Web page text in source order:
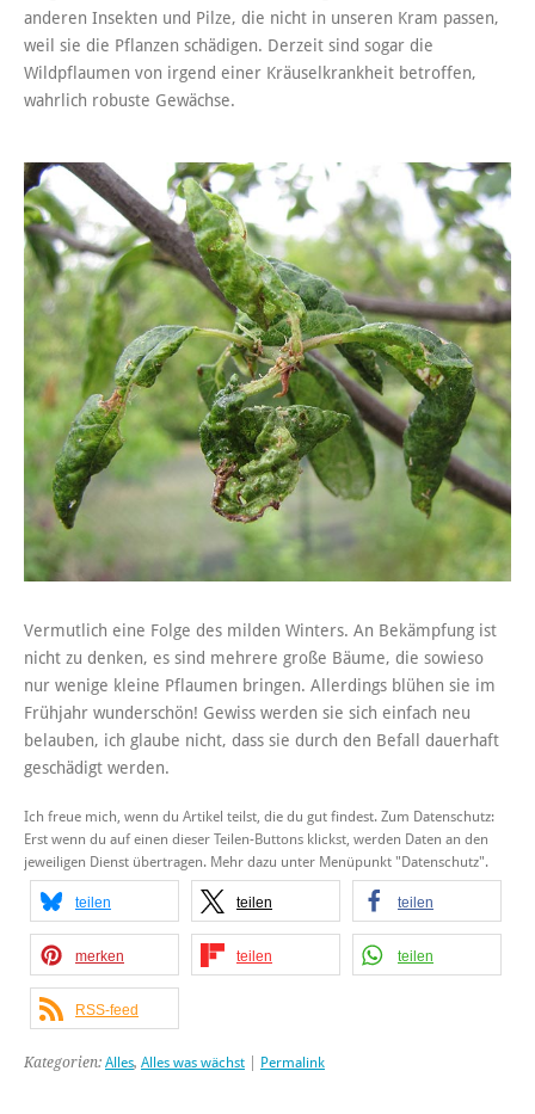
anderen Insekten und Pilze, die nicht in unseren Kram passen,
weil sie die Pflanzen schädigen. Derzeit sind sogar die
Wildpflaumen von irgend einer Kräuselkrankheit betroffen,
wahrlich robuste Gewächse.
Vermutlich eine Folge des milden Winters. An Bekämpfung ist
nicht zu denken, es sind mehrere große Bäume, die sowieso
nur wenige kleine Pflaumen bringen. Allerdings blühen sie im
Frühjahr wunderschön! Gewiss werden sie sich einfach neu
belauben, ich glaube nicht, dass sie durch den Befall dauerhaft
geschädigt werden.
Ich freue mich, wenn du Artikel teilst, die du gut findest. Zum Datenschutz:
Erst wenn du auf einen dieser Teilen-Buttons klickst, werden Daten an den
jeweiligen Dienst übertragen. Mehr dazu unter Menüpunkt "Datenschutz".
teilen teilen teilen
merken teilen teilen
RSS-feed
Kategorien: Alles, Alles was wächst Permalink